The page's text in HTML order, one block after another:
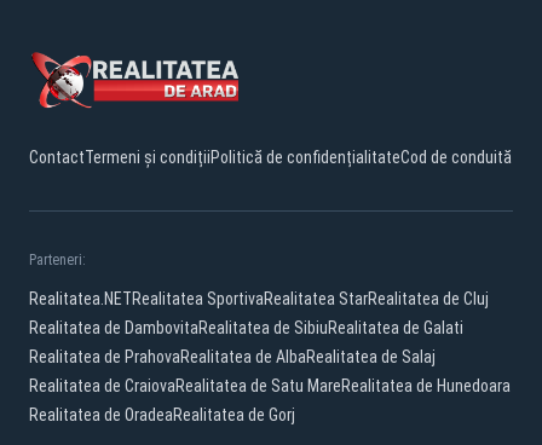
ContactTermeni și condițiiPolitică de confidențialitateCod de conduită
Parteneri:
Realitatea.NETRealitatea SportivaRealitatea StarRealitatea de Cluj
Realitatea de DambovitaRealitatea de SibiuRealitatea de Galati
Realitatea de PrahovaRealitatea de AlbaRealitatea de Salaj
Realitatea de CraiovaRealitatea de Satu MareRealitatea de Hunedoara
Realitatea de OradeaRealitatea de Gorj